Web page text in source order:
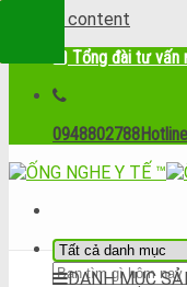
Skip to content
Tổng đài tư vấn
0948802788
DANH MỤC